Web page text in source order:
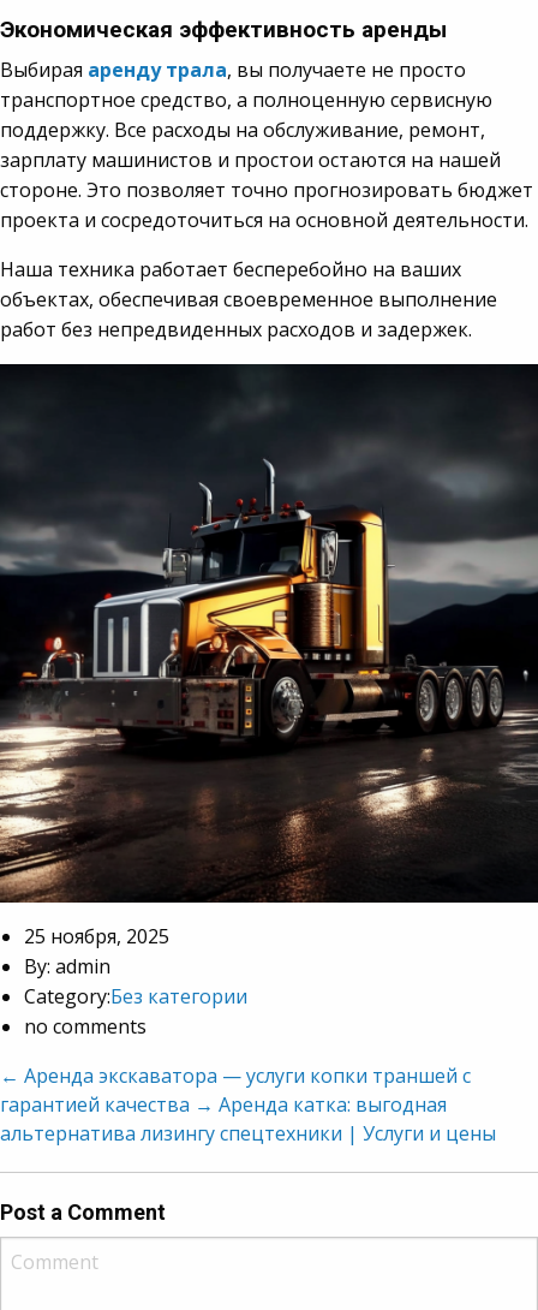
Экономическая эффективность аренды
Выбирая аренду трала, вы получаете не просто
транспортное средство, а полноценную сервисную
поддержку. Все расходы на обслуживание, ремонт,
зарплату машинистов и простои остаются на нашей
стороне. Это позволяет точно прогнозировать бюджет
проекта и сосредоточиться на основной деятельности.
Наша техника работает бесперебойно на ваших
объектах, обеспечивая своевременное выполнение
работ без непредвиденных расходов и задержек.
25 ноября, 2025
By: admin
Category:Без категории
no comments
← Аренда экскаватора — услуги копки траншей с
гарантией качества → Аренда катка: выгодная
альтернатива лизингу спецтехники | Услуги и цены
Post a Comment